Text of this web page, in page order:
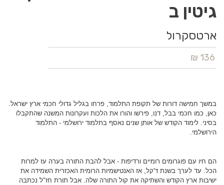
גיטין ב
ארטסקרול
136 ₪
במשך חמישה דורות של תקופת התלמוד, פרחו בגליל גדולי חכמי ארץ ישראל.
כאן, כמו חכמי בבל, דנו, פירשו והורו את הלכות ועקרונות המשנה שהתקבלו
בסיני. לימוד הקודש של אותן שנים נאסף בתלמוד ירושלמי - התלמוד
הירושלמי.
הם חיו עם פוגרומים רומיים ורדיפות - אבל להבת התורה בערה עז למרות
הכל. עד לערך בשנת ד'קל, אז האנטישמיות הרומית האכזרית השמידה את
ישיבות ארץ הקודש והשתיקה את קול התורה שלה. אבל תורת חז"ל נכתבה